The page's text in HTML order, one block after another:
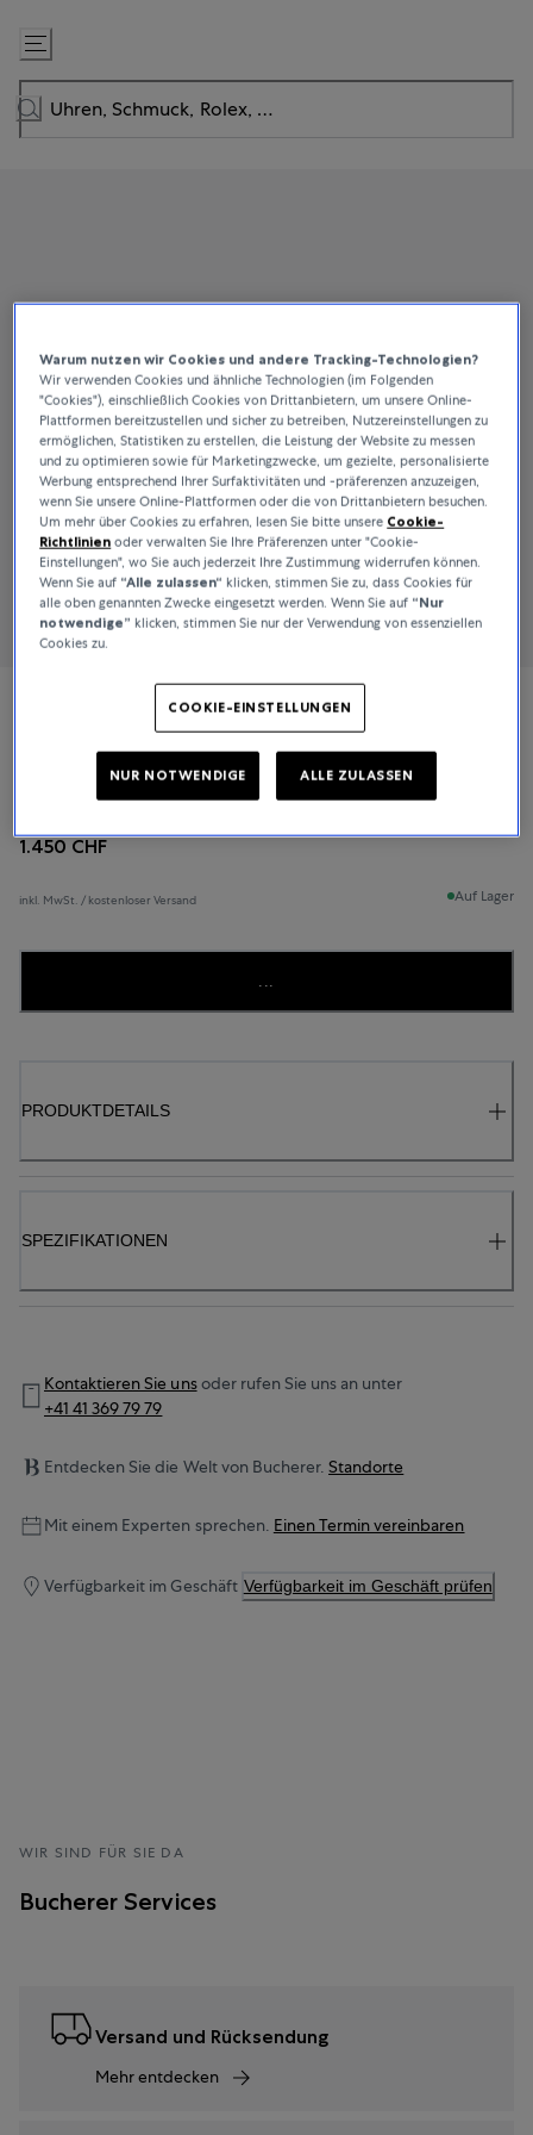
Zum
Inhalt
springen
Bucherer Fine Jewellery
1.450 CHF
inkl. MwSt. / kostenloser Versand Auf Lager
...
PRODUKTDETAILS
SPEZIFIKATIONEN
Kontaktieren Sie unsoder rufen Sie uns an unter
+41 41 369 79 79
Entdecken Sie die Welt von Bucherer. Standorte
Mit einem Experten sprechen. Einen Termin vereinbaren
Verfügbarkeit im Geschäft Verfügbarkeit im Geschäft prüfen
WIR SIND FÜR SIE DA
Bucherer Services
Versand und Rücksendung
Mehr entdecken
Warum nutzen wir Cookies und andere Tracking-Technologien?
Wir verwenden Cookies und ähnliche Technologien (im Folgenden
"Cookies"), einschließlich Cookies von Drittanbietern, um unsere Online-
Plattformen bereitzustellen und sicher zu betreiben, Nutzereinstellungen zu
ermöglichen, Statistiken zu erstellen, die Leistung der Website zu messen
und zu optimieren sowie für Marketingzwecke, um gezielte, personalisierte
Werbung entsprechend Ihrer Surfaktivitäten und -präferenzen anzuzeigen,
wenn Sie unsere Online-Plattformen oder die von Drittanbietern besuchen.
Um mehr über Cookies zu erfahren, lesen Sie bitte unsere Cookie-
Richtlinien oder verwalten Sie Ihre Präferenzen unter "Cookie-
Einstellungen", wo Sie auch jederzeit Ihre Zustimmung widerrufen können.
Wenn Sie auf “Alle zulassen“ klicken, stimmen Sie zu, dass Cookies für
alle oben genannten Zwecke eingesetzt werden. Wenn Sie auf “Nur
notwendige” klicken, stimmen Sie nur der Verwendung von essenziellen
Cookies zu.
COOKIE-EINSTELLUNGEN
NUR NOTWENDIGE ALLE ZULASSEN